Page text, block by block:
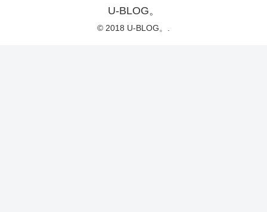
U-BLOG。
© 2018 U-BLOG。.